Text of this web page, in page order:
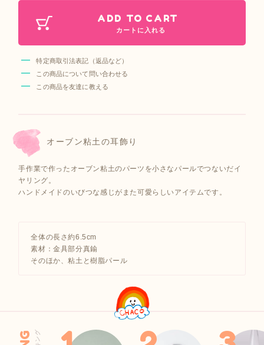
ADD TO CART
カートに入れる
特定商取引法表記（返品など）
この商品について問い合わせる
この商品を友達に教える
オーブン粘土の耳飾り
手作業で作ったオーブン粘土のパーツを小さなパールでつないだイ
ヤリング。
ハンドメイドのいびつな感じがまた可愛らしいアイテムです。
全体の長さ約6.5cm
素材：金具部分真鍮
そのほか、粘土と樹脂パール